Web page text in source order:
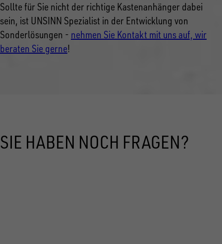
Sollte für Sie nicht der richtige Kastenanhänger dabei
sein, ist UNSINN Spezialist in der Entwicklung von
Sonderlösungen - nehmen Sie Kontakt mit uns auf, wir
beraten Sie gerne!
SIE HABEN NOCH FRAGEN?